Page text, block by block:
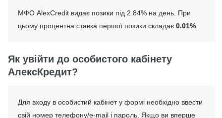
МФО AlexCredit видає позики під 2.84% на день. При
цьому процентна ставка першої позики складає 0.01%
Як увійти до особистого кабінету
АлексКредит?
Для входу в особистий кабінет у формі необхідно ввести
свій номер телефону/e-mail і пароль. Якщо ви вперше